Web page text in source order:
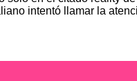
intentó llamar la